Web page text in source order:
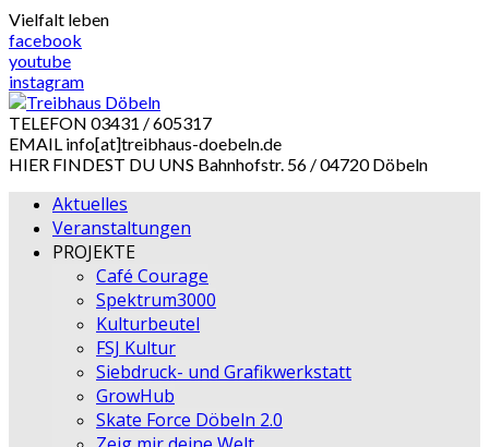
Skip
to
content
Vielfalt leben
facebook
youtube
instagram
TELEFON 03431 / 605317
EMAIL info[at]treibhaus-doebeln.de
HIER FINDEST DU UNS Bahnhofstr. 56 / 04720 Döbeln
Aktuelles
Veranstaltungen
PROJEKTE
Café Courage
Spektrum3000
Kulturbeutel
FSJ Kultur
Siebdruck- und Grafikwerkstatt
GrowHub
Skate Force Döbeln 2.0